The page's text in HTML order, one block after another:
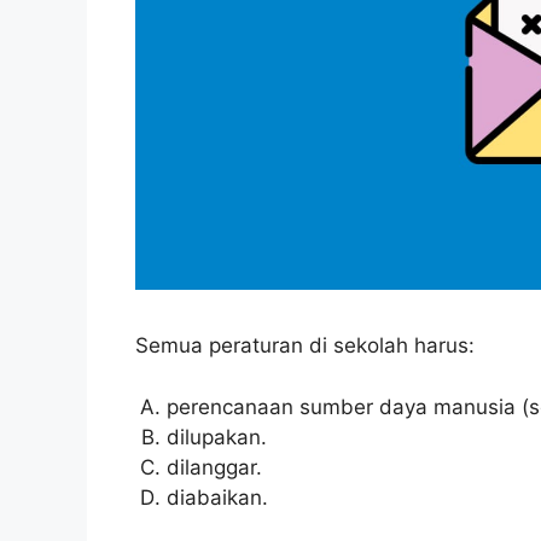
Semua peraturan di sekolah harus:
perencanaan sumber daya manusia
dilupakan.
dilanggar.
diabaikan.